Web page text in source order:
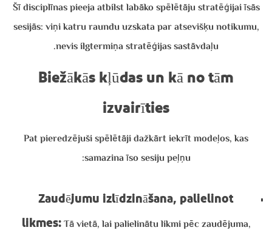
Šī disciplīnas pieeja atbilst labāko spēlētāju stratēģijai īsās
sesijās: viņi katru raundu uzskata par atsevišķu notikumu,
nevis ilgtermiņa stratēģijas sastāvdaļu.
Biežākās kļūdas un kā no tām
izvairīties
Pat pieredzējuši spēlētāji dažkārt iekrīt modeļos, kas
samazina īso sesiju peļņu:
Zaudējumu izlīdzināšana, palielinot
likmes:Tā vietā, lai palielinātu likmi pēc zaudējuma,